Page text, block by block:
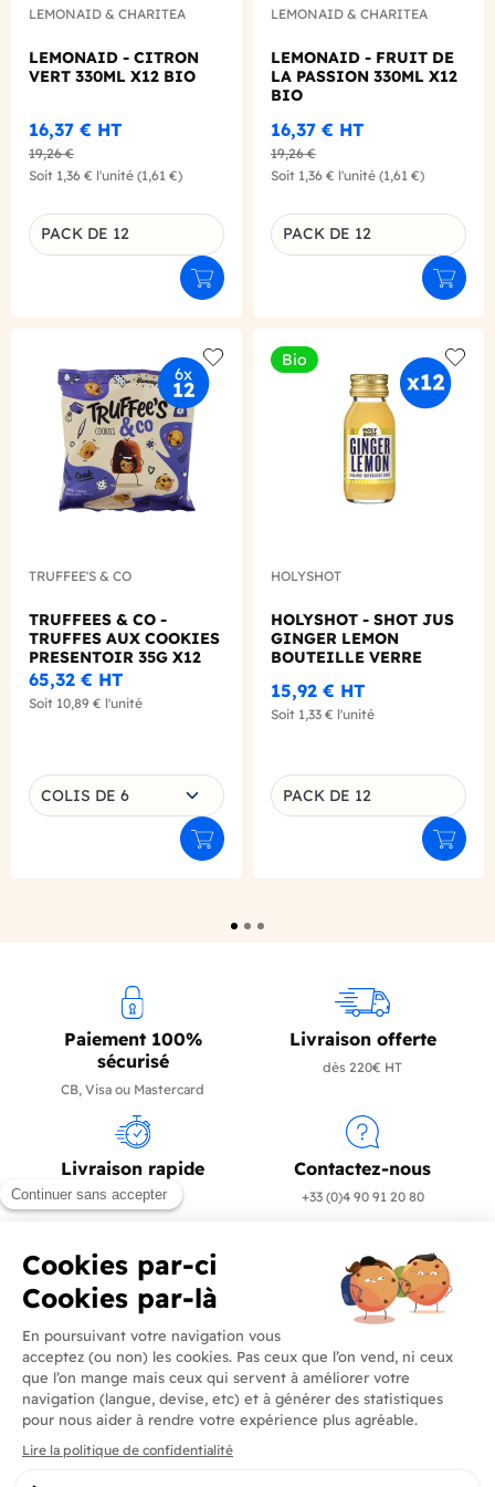
LEMONAID & CHARITEA
LEMONAID - CITRON
VERT 330ML X12 BIO
16,37 € HT
19,26 €
Soit 1,36 € l'unité (1,61 €)
Déclinaison du produit
PACK DE 12
Ajouter au panier
LEMONAID & CHARITEA
LEMONAID - FRUIT DE
LA PASSION 330ML X12
BIO
16,37 € HT
19,26 €
Soit 1,36 € l'unité (1,61 €)
Déclinaison du produit
PACK DE 12
Add to wishlist
TRUFFEE'S & CO
TRUFFEES & CO -
TRUFFES AUX COOKIES
PRESENTOIR 35G X12
65,32 € HT
Soit 10,89 € l'unité
Choisissez une déclinaison
COLIS DE 6
Ajouter au panier
Bio
Add
HOLYSHOT
HOLYSHOT - SHOT JUS
GINGER LEMON
BOUTEILLE VERRE
15,92 € HT
Soit 1,33 € l'unité
Déclinaison du produit
PACK DE 12
Paiement 100%
sécurisé
CB, Visa ou Mastercard
Livraison offerte
dès 220€ HT
Livraison rapide
en 24/72h
Contactez-nous
+33 (0)4 90 91 20 80